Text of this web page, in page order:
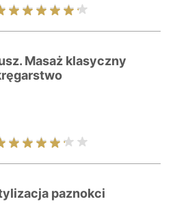
Masaż klasyczny
paznokci